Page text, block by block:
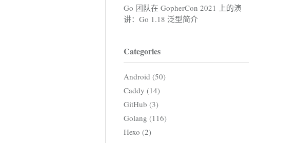
Go 团队在 GopherCon 2021 上的演
讲：Go 1.18 泛型简介
Categories
Android (50)
Caddy (14)
GitHub (3)
Golang (116)
Hexo (2)